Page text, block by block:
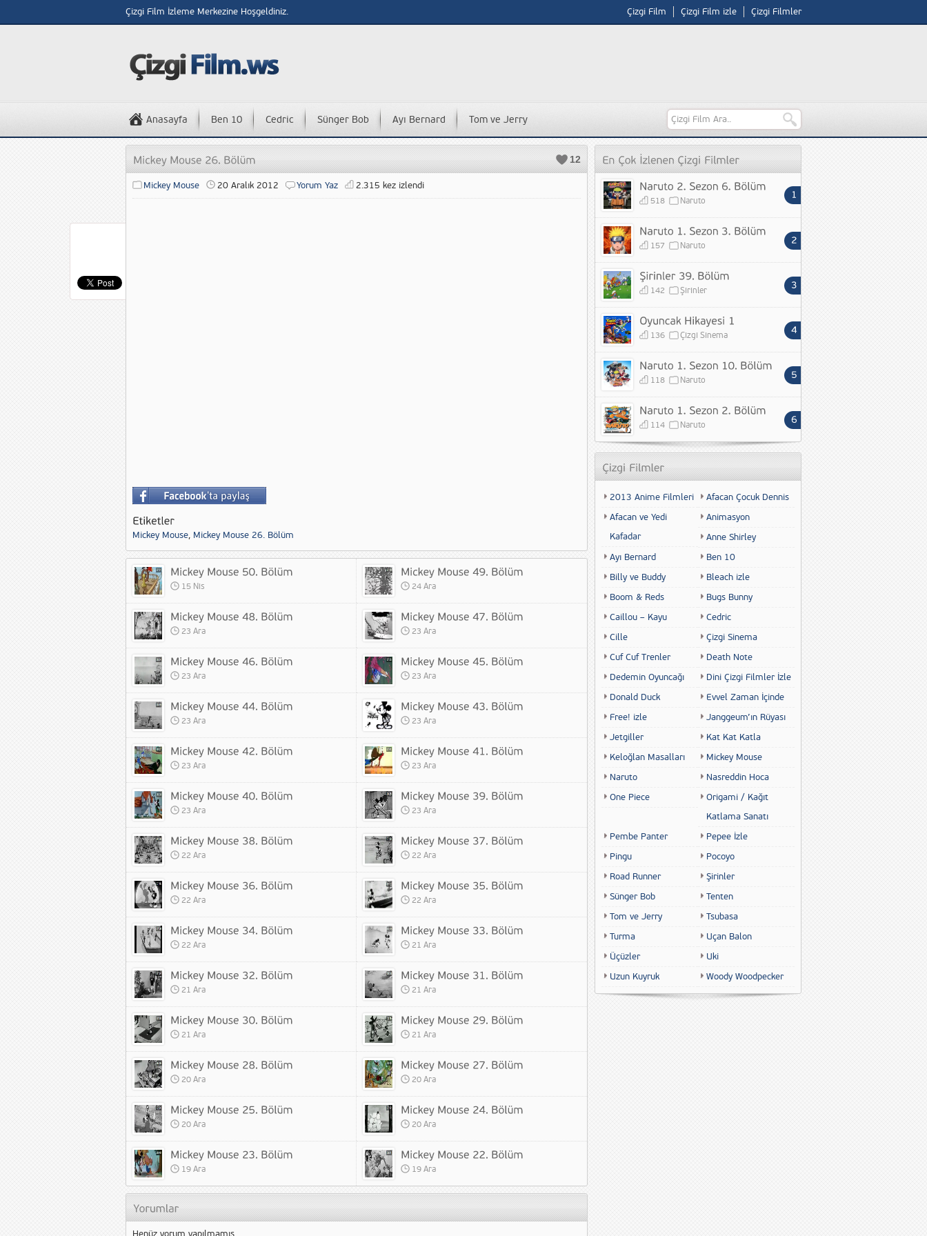
Çizgi Film İzleme Merkezine Hoşgeldiniz. Çizgi Film Çizgi Film izle Çizgi Filmler
Anasayfa Ben 10 Cedric Sünger Bob Ayı Bernard Tom ve Jerry
12
Mickey Mouse 20 Aralık 2012 Yorum Yaz 2.315 kez izlendi
Mickey Mouse, Mickey Mouse 26. Bölüm
15 Nis 24 Ara
23 Ara 23 Ara
23 Ara 23 Ara
23 Ara 23 Ara
23 Ara 23 Ara
23 Ara 23 Ara
22 Ara 22 Ara
22 Ara 22 Ara
22 Ara 21 Ara
21 Ara 21 Ara
21 Ara 21 Ara
20 Ara 20 Ara
20 Ara 20 Ara
19 Ara 19 Ara
518 Naruto
157 Naruto
142 Şirinler
136 Çizgi Sinema
118 Naruto
114 Naruto
2013 Anime Filmleri
Afacan Çocuk Dennis
Afacan ve Yedi
Kafadar
Animasyon
Anne Shirley
Ayı Bernard
Ben 10
Billy ve Buddy
Bleach izle
Boom & Reds
Bugs Bunny
Caillou – Kayu
Cedric
Cille
Çizgi Sinema
Cuf Cuf Trenler
Death Note
Dedemin Oyuncağı
Dini Çizgi Filmler İzle
Donald Duck
Evvel Zaman İçinde
Free! izle
Janggeum’ın Rüyası
Jetgiller
Kat Kat Katla
Keloğlan Masalları
Mickey Mouse
Naruto
Nasreddin Hoca
One Piece
Origami / Kağıt
Katlama Sanatı
Pembe Panter
Pepee İzle
Pingu
Pocoyo
Road Runner
Şirinler
Sünger Bob
Tenten
Tom ve Jerry
Tsubasa
Turma
Uçan Balon
Üçüzler
Uki
Uzun Kuyruk
Woody Woodpecker